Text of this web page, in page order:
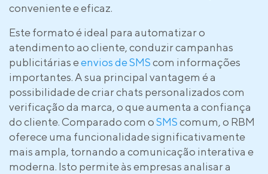
conveniente e eficaz.
Este formato é ideal para automatizar o
atendimento ao cliente, conduzir campanhas
publicitárias eenvios de SMScom informações
importantes. A sua principal vantagem é a
possibilidade de criar chats personalizados com
verificação da marca, o que aumenta a confiança
do cliente. Comparado com oSMScomum, o RBM
oferece uma funcionalidade significativamente
mais ampla, tornando a comunicação interativa e
moderna. Isto permite às empresas analisar a